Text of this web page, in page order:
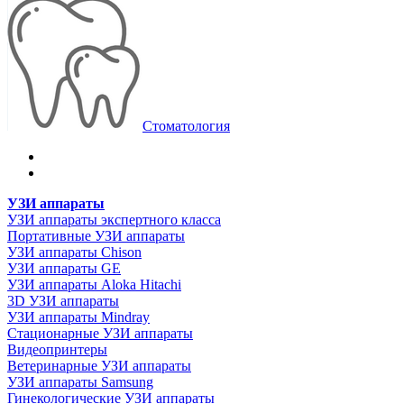
Стоматология
УЗИ аппараты
УЗИ аппараты экспертного класса
Портативные УЗИ аппараты
УЗИ аппараты Chison
УЗИ аппараты GE
УЗИ аппараты Aloka Hitachi
3D УЗИ аппараты
УЗИ аппараты Mindray
Стационарные УЗИ аппараты
Видеопринтеры
Ветеринарные УЗИ аппараты
УЗИ аппараты Samsung
Гинекологические УЗИ аппараты